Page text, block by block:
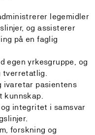
legemidler
og assisterer
på en faglig
egen yrkesgruppe, og
tverretatlig.
ivaretar pasientens
kunnskap.
integritet i samsvar
forskning og